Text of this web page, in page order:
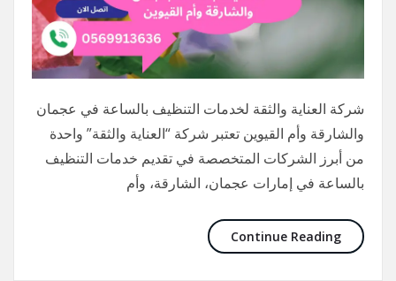
شركة العناية والثقة لخدمات التنظيف بالساعة في عجمان
والشارقة وأم القيوين تعتبر شركة “العناية والثقة” واحدة
من أبرز الشركات المتخصصة في تقديم خدمات التنظيف
بالساعة في إمارات عجمان، الشارقة، وأم
Continue Reading